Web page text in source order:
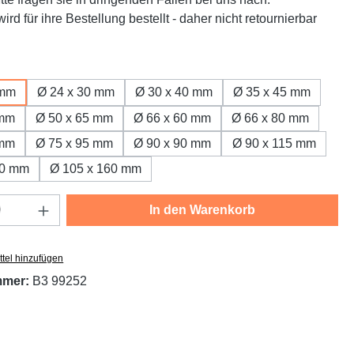
für ihre Bestellung bestellt - daher nicht retournierbar
Ø 24 x 30 mm Ø 30 x 40 mm
Ø 35 x 45 mm
Ø 50 x 65 mm Ø 66 x 60 mm
Ø 66 x 80 mm
Ø 75 x 95 mm Ø 90 x 90 mm
Ø 90 x 115 mm
mm
Ø 105 x 160 mm
Anzahl: Gib den gewünschten Wert ein
In den Warenkorb
hinzufügen
B3 99252